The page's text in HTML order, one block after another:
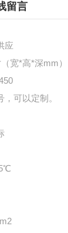
留言
应
宽*高*深
可以定制。